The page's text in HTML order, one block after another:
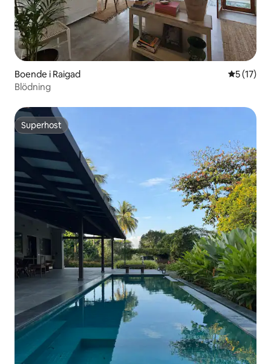
Boende i Raigad 5 av 5 i
5 (17)
Blödning
Superhost
Superhost